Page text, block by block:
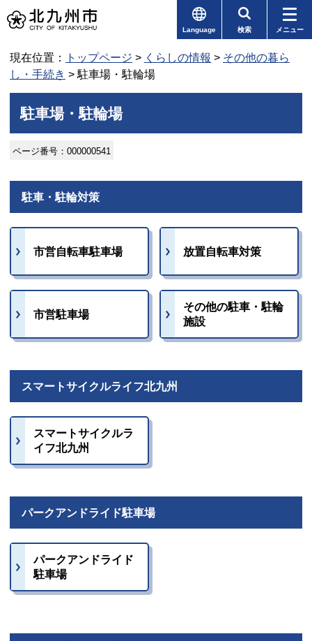
Language 検索 メニュー
現在位置： トップページ > くらしの情報 > その他の暮ら
し・手続き > 駐車場・駐輪場
駐車場・駐輪場
ページ番号：000000541
駐車・駐輪対策
市営自転車駐車場 放置自転車対策
市営駐車場
その他の駐車・駐輪
施設
スマートサイクルライフ北九州
スマートサイクルラ
イフ北九州
パークアンドライド駐車場
パークアンドライド
駐車場